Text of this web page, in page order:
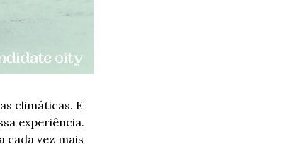
climáticas. E
experiência.
cada vez mais